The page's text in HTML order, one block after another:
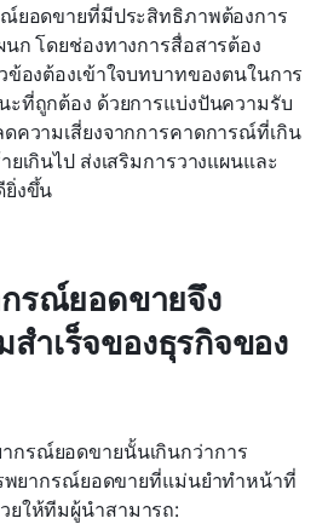
ยอดขายที่มีประสิทธิภาพต้องการ
ก โดยช่องทางการสื่อสารต้อง
องต้องเข้าใจบทบาทของตนในการ
ที่ถูกต้อง ด้วยการแบ่งปันความรับ
ความเสี่ยงจากการคาดการณ์ที่เกิน
เกินไป ส่งเสริมการวางแผนและ
ยิ่งขึ้น
รณ์ยอดขายจึง
ำเร็จของธุรกิจของ
กรณ์ยอดขายนั้นเกินกว่าการ
พยากรณ์ยอดขายที่แม่นยำทำหน้าที่
ยให้ทีมผู้นำสามารถ: